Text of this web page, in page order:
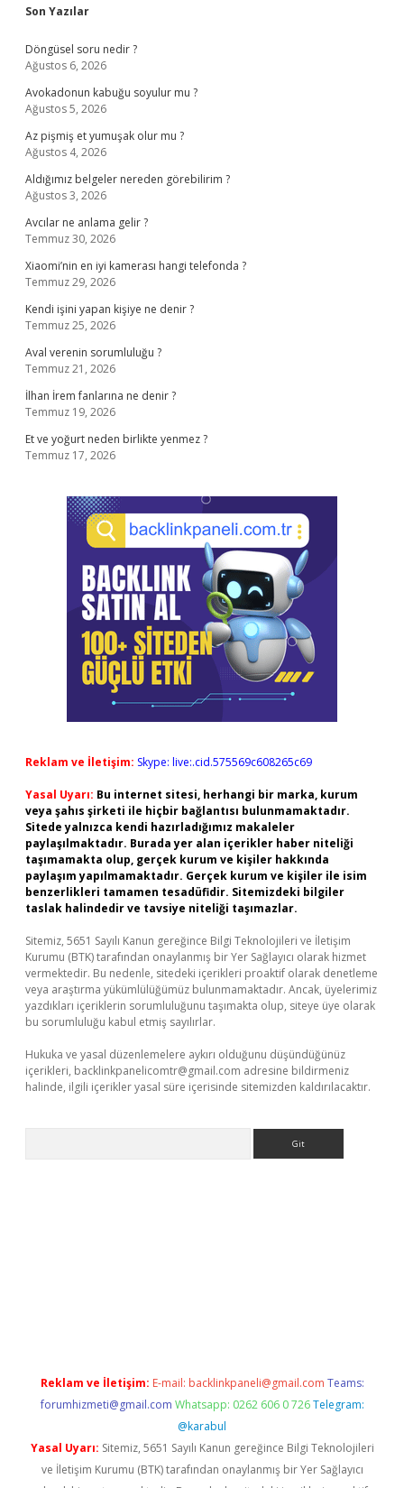
Sidebar
Son Yazılar
Döngüsel soru nedir ?
Ağustos 6, 2026
Avokadonun kabuğu soyulur mu ?
Ağustos 5, 2026
Az pişmiş et yumuşak olur mu ?
Ağustos 4, 2026
Aldığımız belgeler nereden görebilirim ?
Ağustos 3, 2026
Avcılar ne anlama gelir ?
Temmuz 30, 2026
Xiaomi’nin en iyi kamerası hangi telefonda ?
Temmuz 29, 2026
Kendi işini yapan kişiye ne denir ?
Temmuz 25, 2026
Aval verenin sorumluluğu ?
Temmuz 21, 2026
İlhan İrem fanlarına ne denir ?
Temmuz 19, 2026
Et ve yoğurt neden birlikte yenmez ?
Temmuz 17, 2026
Reklam ve İletişim: Skype: live:.cid.575569c608265c69
Yasal Uyarı: Bu internet sitesi, herhangi bir marka, kurum
veya şahıs şirketi ile hiçbir bağlantısı bulunmamaktadır.
Sitede yalnızca kendi hazırladığımız makaleler
paylaşılmaktadır. Burada yer alan içerikler haber niteliği
taşımamakta olup, gerçek kurum ve kişiler hakkında
paylaşım yapılmamaktadır. Gerçek kurum ve kişiler ile isim
benzerlikleri tamamen tesadüfidir. Sitemizdeki bilgiler
taslak halindedir ve tavsiye niteliği taşımazlar.
Sitemiz, 5651 Sayılı Kanun gereğince Bilgi Teknolojileri ve İletişim
Kurumu (BTK) tarafından onaylanmış bir Yer Sağlayıcı olarak hizmet
vermektedir. Bu nedenle, sitedeki içerikleri proaktif olarak denetleme
veya araştırma yükümlülüğümüz bulunmamaktadır. Ancak, üyelerimiz
yazdıkları içeriklerin sorumluluğunu taşımakta olup, siteye üye olarak
bu sorumluluğu kabul etmiş sayılırlar.
Hukuka ve yasal düzenlemelere aykırı olduğunu düşündüğünüz
içerikleri, backlinkpanelicomtr@gmail.com adresine bildirmeniz
halinde, ilgili içerikler yasal süre içerisinde sitemizden kaldırılacaktır.
Reklam ve İletişim: E-mail: backlinkpaneli@gmail.com Teams:
forumhizmeti@gmail.com Whatsapp: 0262 606 0 726 Telegram:
@karabul
Yasal Uyarı: Sitemiz, 5651 Sayılı Kanun gereğince Bilgi Teknolojileri
ve İletişim Kurumu (BTK) tarafından onaylanmış bir Yer Sağlayıcı